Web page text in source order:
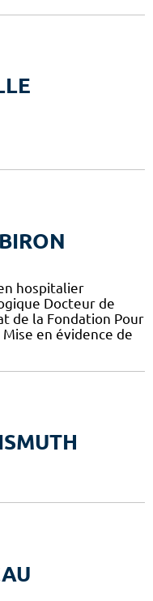
hospitalier
Docteur de
de la Fondation Pour
en évidence de